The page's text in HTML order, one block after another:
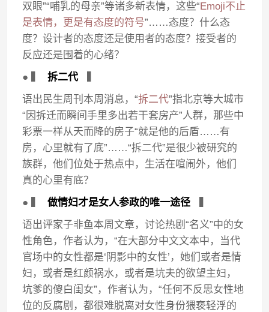
双眼”“哺乳的母亲”等诸多新表情，这些“Emoji不止
是表情，更是有态度的符号”……态度？什么态
度？设计者的态度还是使用者的态度？接受者的
反应还是围着的心绪？
● ▍
拆二代▍
语出民生周刊本周消息，“拆二代”指北京等大城市
“因拆迁而瞬间手里多出若干套房产”人群，那些中
彩票一样从天而降的房子“就是他的后盾……有
房，心里就有了底”……“拆二代”是很少被研究的
族群，他们位处于热点中，生活在喧闹外，他们
真的心里有底？
● ▍
做情妇才是女人参政的唯一途径
语出评家子非鱼本周文章，讨论热剧“名义”中的女
性角色，作者认为，“在大部分中文文本中，当代
官场中的女性都是‘阴影中的女性’，她们或者是情
妇，或者是红颜祸水，或者是坑夫的欲望主妇，
坑爹的傻白闺女”，作者认为，“任何不反思女性地
位的反腐剧，都很难脱离对女性身份猥亵轻浮的